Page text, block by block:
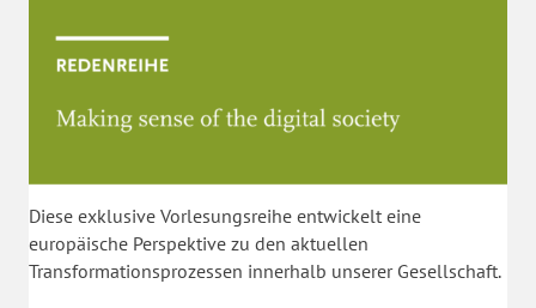
Diese exklusive Vorlesungsreihe entwickelt eine
europäische Perspektive zu den aktuellen
Transformationsprozessen innerhalb unserer Gesellschaft.